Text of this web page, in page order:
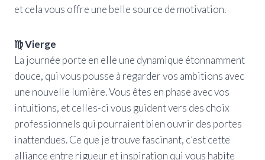
et cela vous offre une belle source de motivation.
♍ Vierge
La journée porte en elle une dynamique étonnamment
douce, qui vous pousse à regarder vos ambitions avec
une nouvelle lumière. Vous êtes en phase avec vos
intuitions, et celles-ci vous guident vers des choix
professionnels qui pourraient bien ouvrir des portes
inattendues. Ce que je trouve fascinant, c’est cette
alliance entre rigueur et inspiration qui vous habite